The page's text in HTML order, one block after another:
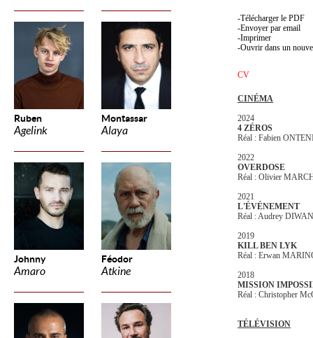
Ruben
Agelink
Montassar
Alaya
Johnny
Amaro
Féodor
Atkine
Télécharger le PDF
Envoyer par email
Imprimer
Ouvrir dans un
CV
CINÉMA
2024
4 ZÉROS
Réal : Fabien
2022
OVERDOSE
Réal : Olivier
2021
L'ÉVÉNEMENT
Réal : Audrey DIWAN
2019
KILL BEN LYK
Réal : Erwan
2018
MISSION
Réal : Christopher
TÉLÉVISION